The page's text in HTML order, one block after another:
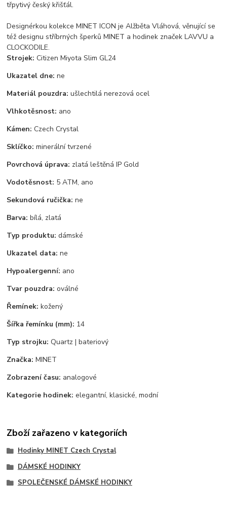
třpytivý český křišťál.
Designérkou kolekce MINET ICON je Alžběta Vláhová, věnující se
též designu stříbrných šperků MINET a hodinek značek LAVVU a
CLOCKODILE.
Strojek: Citizen Miyota Slim GL24
Ukazatel dne: ne
Materiál pouzdra: ušlechtilá nerezová ocel
Vlhkotěsnost: ano
Kámen: Czech Crystal
Sklíčko: minerální tvrzené
Povrchová úprava: zlatá leštěná IP Gold
Vodotěsnost: 5 ATM, ano
Sekundová ručička: ne
Barva: bílá, zlatá
Typ produktu: dámské
Ukazatel data: ne
Hypoalergenní: ano
Tvar pouzdra: oválné
Řemínek: kožený
Šířka řemínku (mm): 14
Typ strojku: Quartz | bateriový
Značka: MINET
Zobrazení času: analogové
Kategorie hodinek: elegantní, klasické, modní
Zboží zařazeno v kategoriích
Hodinky MINET Czech Crystal
DÁMSKÉ HODINKY
SPOLEČENSKÉ DÁMSKÉ HODINKY